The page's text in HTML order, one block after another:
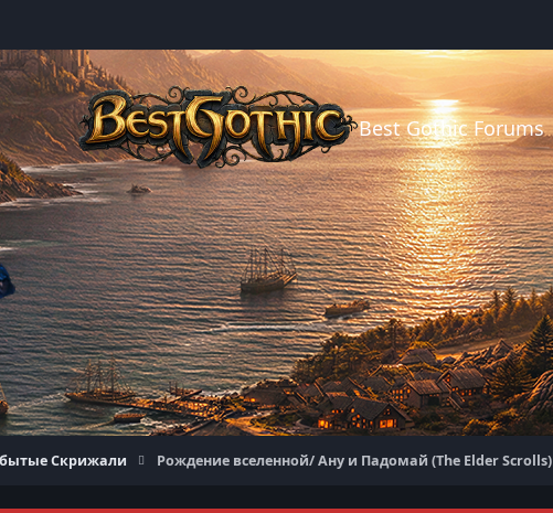
Best Gothic Forums
Скрижали Рождение вселенной/ Ану и Падомай (The Elder Scrolls)